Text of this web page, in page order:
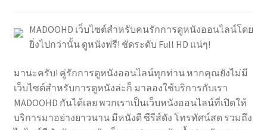
MADOOHD เว็บไซต์สำหรับคนรักการดูหนังออนไลน์โดย
ยิ่งไปกว่านั้น ดูหนังฟรี! ชัดระดับ Full HD แน่ๆ!
มานะครับ! คู่รักการดูหนังออนไลน์ทุกท่าน หากคุณยังไม่มี
เว็บไซต์สำหรับการดูหนังล่ะก็ มาลองใช้บริการกับเรา
MADOOHD กันได้เลย พวกเราเป็นเว็บหนังออนไลน์ที่เปิดให้
บริการมาอย่างยาวนาน มีหนังดี ซีรีส์ดัง โทรทัศน์สด รวมถึง